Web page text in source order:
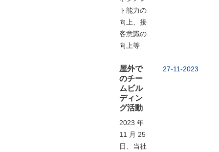
ト能力の
向上、接
客意識の
向上等
27-11-2023
屋外で
のチー
ムビル
ディン
グ活動
2023 年
11 月 25
日、当社